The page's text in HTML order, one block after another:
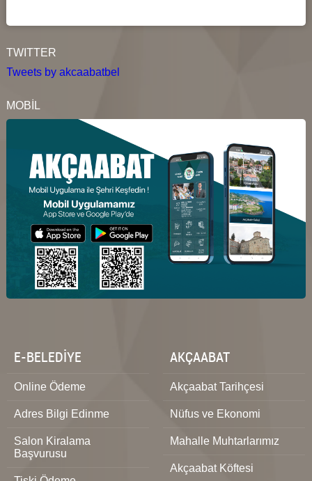
TWITTER
Tweets by akcaabatbel
MOBİL
E-BELEDİYE
Online Ödeme
Adres Bilgi Edinme
Salon Kiralama
Başvurusu
AKÇAABAT
Akçaabat Tarihçesi
Nüfus ve Ekonomi
Mahalle Muhtarlarımız
Akçaabat Köftesi